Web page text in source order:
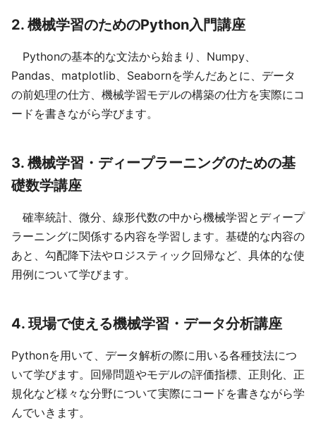
2. 機械学習のためのPython入門講座
Pythonの基本的な文法から始まり、Numpy、
Pandas、matplotlib、Seabornを学んだあとに、データ
の前処理の仕方、機械学習モデルの構築の仕方を実際にコ
ードを書きながら学びます。
3. 機械学習・ディープラーニングのための基
礎数学講座
確率統計、微分、線形代数の中から機械学習とディープ
ラーニングに関係する内容を学習します。基礎的な内容の
あと、勾配降下法やロジスティック回帰など、具体的な使
用例について学びます。
4. 現場で使える機械学習・データ分析講座
Pythonを用いて、データ解析の際に用いる各種技法につ
いて学びます。回帰問題やモデルの評価指標、正則化、正
規化など様々な分野について実際にコードを書きながら学
んでいきます。